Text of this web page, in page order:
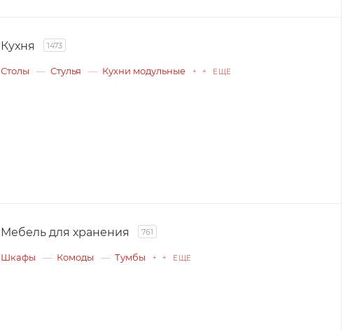
Кухня 1473
Столы Стулья Кухни модульные + + ЕЩЕ
Мебель для хранения 761
Шкафы Комоды Тумбы + + ЕЩЕ